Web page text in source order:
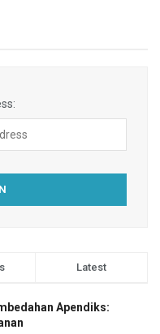
Latest
Apendiks: